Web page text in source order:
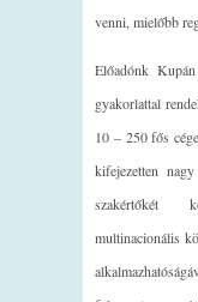
venni, mielőbb
Előadónk
gyakorlattal
10 – 250 fős
kifejezetten
szakértőkét
multinacionális